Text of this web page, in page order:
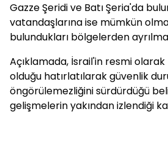
Gazze Şeridi ve Batı Şeria'da
vatandaşlarına ise mümkün
bulundukları bölgelerden
Açıklamada, İsrail'in resmi
olduğu hatırlatılarak güvenlik
öngörülemezliğini sürdürdüğü
gelişmelerin yakından izlendiği